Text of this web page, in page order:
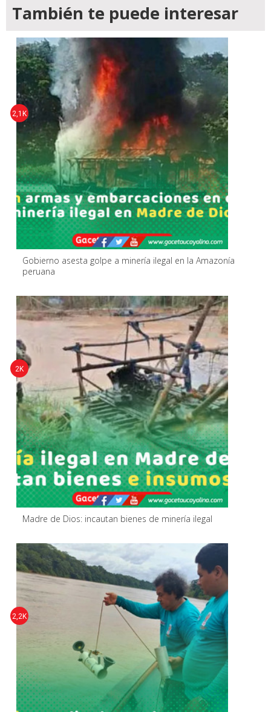
También te puede interesar
Gobierno asesta golpe a minería ilegal en la Amazonía
peruana
2,1K
Madre de Dios: incautan bienes de minería ilegal
2K
2,2K